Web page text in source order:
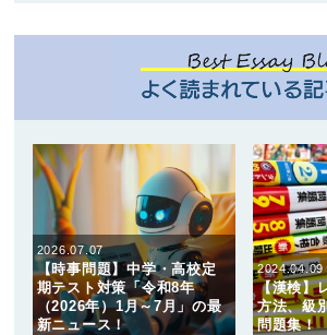
2026.07.07
【時事問題】中学・高校定
期テスト対策「令和8年
（2026年）1月～7月」の最
新ニュース！
2024.04.09
【漢検】
方法、級
問題集！